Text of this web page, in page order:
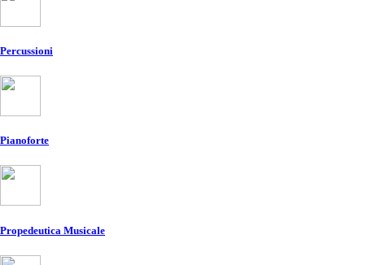
Percussioni
Pianoforte
Propedeutica Musicale